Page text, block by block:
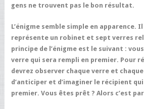
gens ne trouvent pas le bon résultat.
L’énigme semble simple en apparence. Il
représente un robinet et sept verres
principe de l’énigme est le suivant :
verre qui sera rempli en premier. Pour
devrez observer chaque verre et
d’anticiper et d’imaginer le récipient
premier. Vous êtes prêt ? Alors c’est